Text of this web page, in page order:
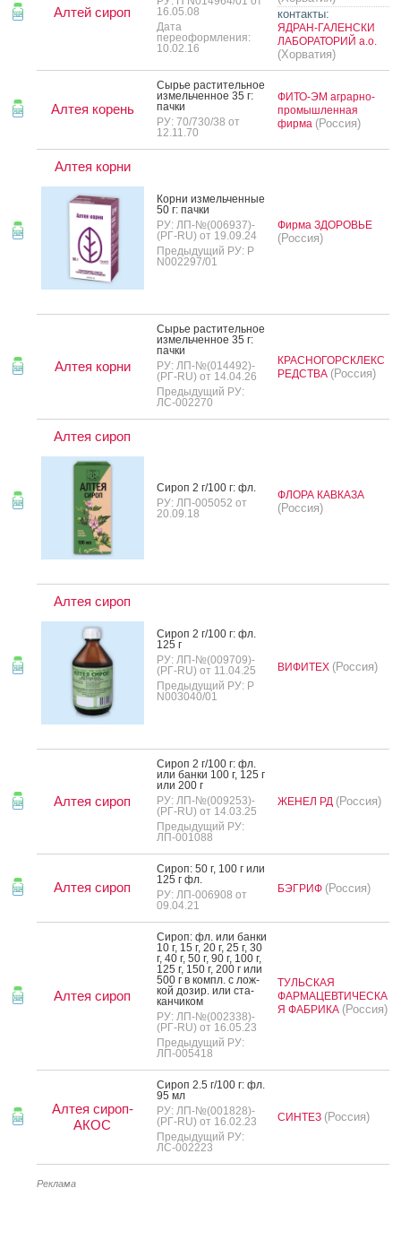
Алтей сироп
16.05.08
Дата
переоформления:
10.02.16
контакты:
ЯДРАН-ГАЛЕНСКИ
ЛАБОРАТОРИЙ а.о.
(Хорватия)
Алтея корень
Сырье рас­ти­тель­ное
из­мель­чен­ное 35 г:
пач­ки
РУ: 70/730/38 от
12.11.70
ФИТО-ЭМ аграрно-
промышленная
фирма (Россия)
Алтея корни
Кор­ни из­мель­чен­ные
50 г: пач­ки
РУ: ЛП-№(006937)-
(РГ-RU) от 19.09.24
Предыдущий РУ: Р
N002297/01
Фирма ЗДОРОВЬЕ
(Россия)
Алтея корни
Сырье рас­ти­тель­ное
из­мель­чен­ное 35 г:
пач­ки
РУ: ЛП-№(014492)-
(РГ-RU) от 14.04.26
Предыдущий РУ:
ЛС-002270
КРАСНОГОРСКЛЕКС
РЕДСТВА (Россия)
Алтея сироп
Си­роп 2 г/100 г: фл.
РУ: ЛП-005052 от
20.09.18
ФЛОРА КАВКАЗА
(Россия)
Алтея сироп
Си­роп 2 г/100 г: фл.
125 г
РУ: ЛП-№(009709)-
(РГ-RU) от 11.04.25
Предыдущий РУ: Р
N003040/01
ВИФИТЕХ (Россия)
Алтея сироп
Си­роп 2 г/100 г: фл.
или бан­ки 100 г, 125 г
или 200 г
РУ: ЛП-№(009253)-
(РГ-RU) от 14.03.25
Предыдущий РУ:
ЛП-001088
ЖЕНЕЛ РД (Россия)
Алтея сироп
Си­роп: 50 г, 100 г или
125 г фл.
РУ: ЛП-006908 от
09.04.21
БЭГРИФ (Россия)
Алтея сироп
Си­роп: фл. или бан­ки
10 г, 15 г, 20 г, 25 г, 30
г, 40 г, 50 г, 90 г, 100 г,
125 г, 150 г, 200 г или
500 г в компл. с лож­
кой до­зир. или ста­
кан­чи­ком
РУ: ЛП-№(002338)-
(РГ-RU) от 16.05.23
Предыдущий РУ:
ЛП-005418
ТУЛЬСКАЯ
ФАРМАЦЕВТИЧЕСКА
Я ФАБРИКА (Россия)
Алтея сироп-
АКОС
Си­роп 2.5 г/100 г: фл.
95 мл
РУ: ЛП-№(001828)-
(РГ-RU) от 16.02.23
Предыдущий РУ:
ЛС-002223
СИНТЕЗ (Россия)
Реклама